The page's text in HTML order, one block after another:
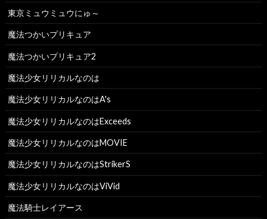
東京ミュウミュウにゅ～
魔法つかいプリキュア
魔法つかいプリキュア2
魔法少女リリカルなのは
魔法少女リリカルなのはA's
魔法少女リリカルなのはExceeds
魔法少女リリカルなのはMOVIE
魔法少女リリカルなのはStrikerS
魔法少女リリカルなのはViVid
魔法騎士レイアース